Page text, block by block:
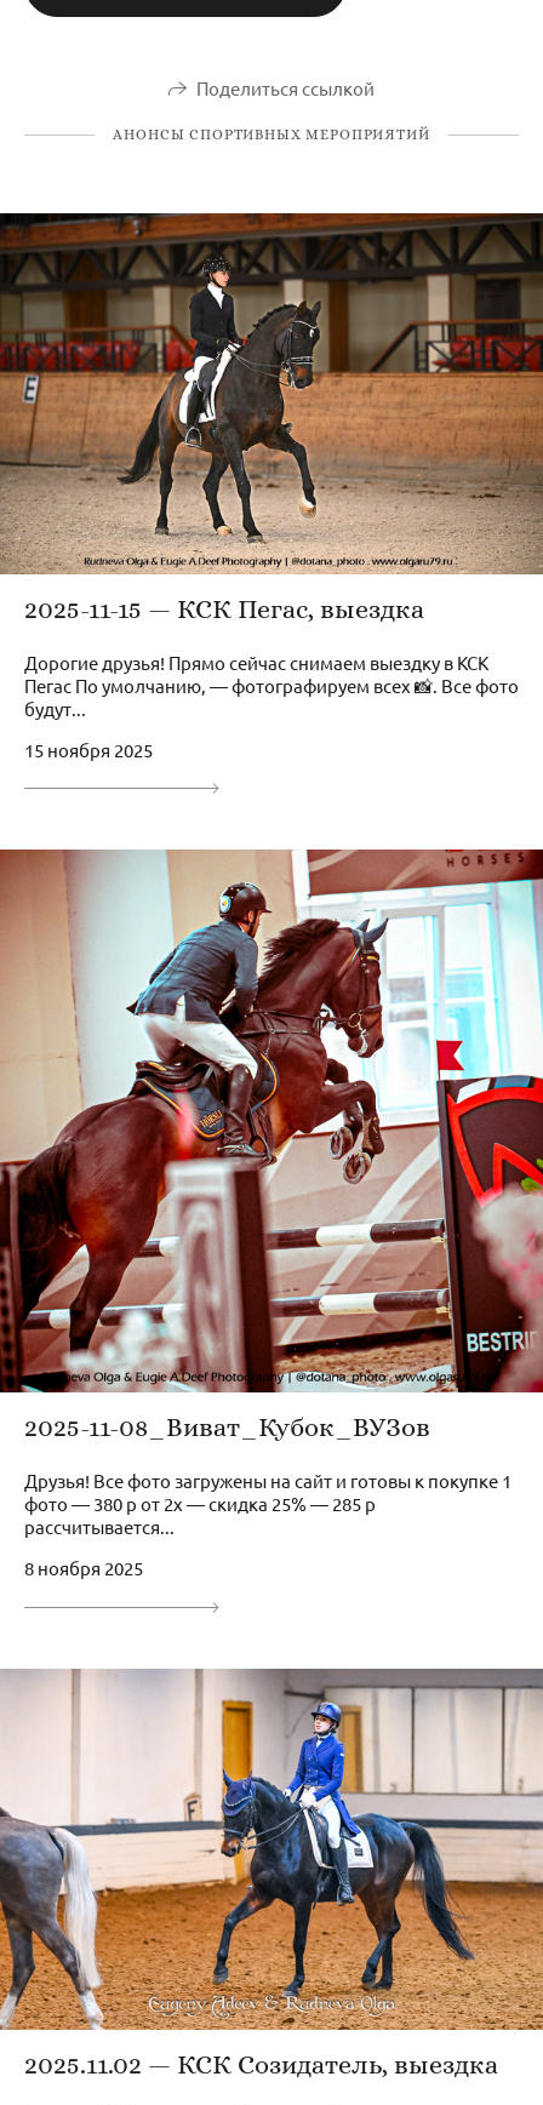
Поделиться ссылкой
АНОНСЫ СПОРТИВНЫХ МЕРОПРИЯТИЙ
2025-11-15 — КСК Пегас, выездка
Дорогие друзья! Прямо сейчас снимаем выездку в КСК
Пегас По умолчанию, — фотографируем всех 📸. Все фото
будут...
15 ноября 2025
2025-11-08_Виват_Кубок_ВУЗов
Друзья! Все фото загружены на сайт и готовы к покупке 1
фото — 380 р от 2х — скидка 25% — 285 р
рассчитывается...
8 ноября 2025
2025.11.02 — КСК Созидатель, выездка